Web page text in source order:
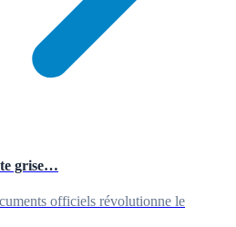
grise…
officiels révolutionne le